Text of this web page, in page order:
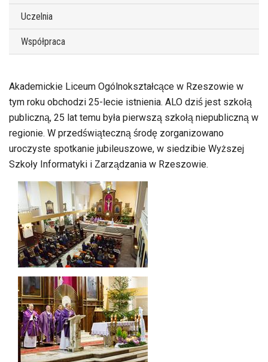
Uczelnia
Współpraca
Akademickie Liceum Ogólnokształcące w Rzeszowie w
tym roku obchodzi 25-lecie istnienia. ALO dziś jest szkołą
publiczną, 25 lat temu była pierwszą szkołą niepubliczną w
regionie. W przedświąteczną środę zorganizowano
uroczyste spotkanie jubileuszowe, w siedzibie Wyższej
Szkoły Informatyki i Zarządzania w Rzeszowie.